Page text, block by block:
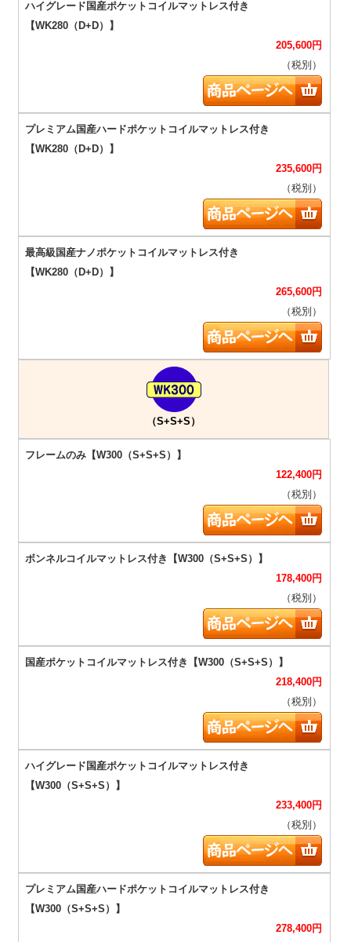
205,600円
（税別）
235,600円
（税別）
265,600円
（税別）
（S+S+S）
122,400円
（税別）
178,400円
（税別）
218,400円
（税別）
233,400円
（税別）
278,400円